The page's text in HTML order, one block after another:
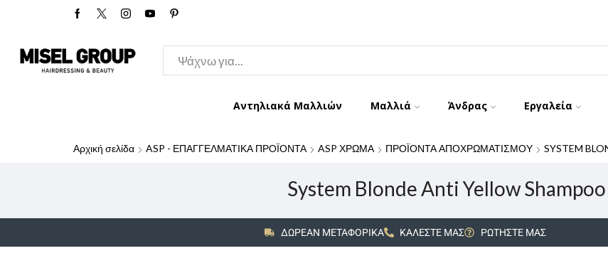
Αντηλιακά Μαλλιών Μαλλιά Άνδρας Εργαλεία
Αρχική σελίδα ASP - ΕΠΑΓΓΕΛΜΑΤΙΚΑ ΠΡΟΪΟΝΤΑ ASP ΧΡΩΜΑ ΠΡΟΪΟΝΤΑ ΑΠΟΧΡΩΜΑΤΙΣΜΟΥ SYSTEM
System Blonde Anti Yellow
ΔΩΡΕΑΝ ΜΕΤΑΦΟΡΙΚΑ ΚΑΛΕΣΤΕ ΜΑΣ ΡΩΤΗΣΤΕ ΜΑΣ